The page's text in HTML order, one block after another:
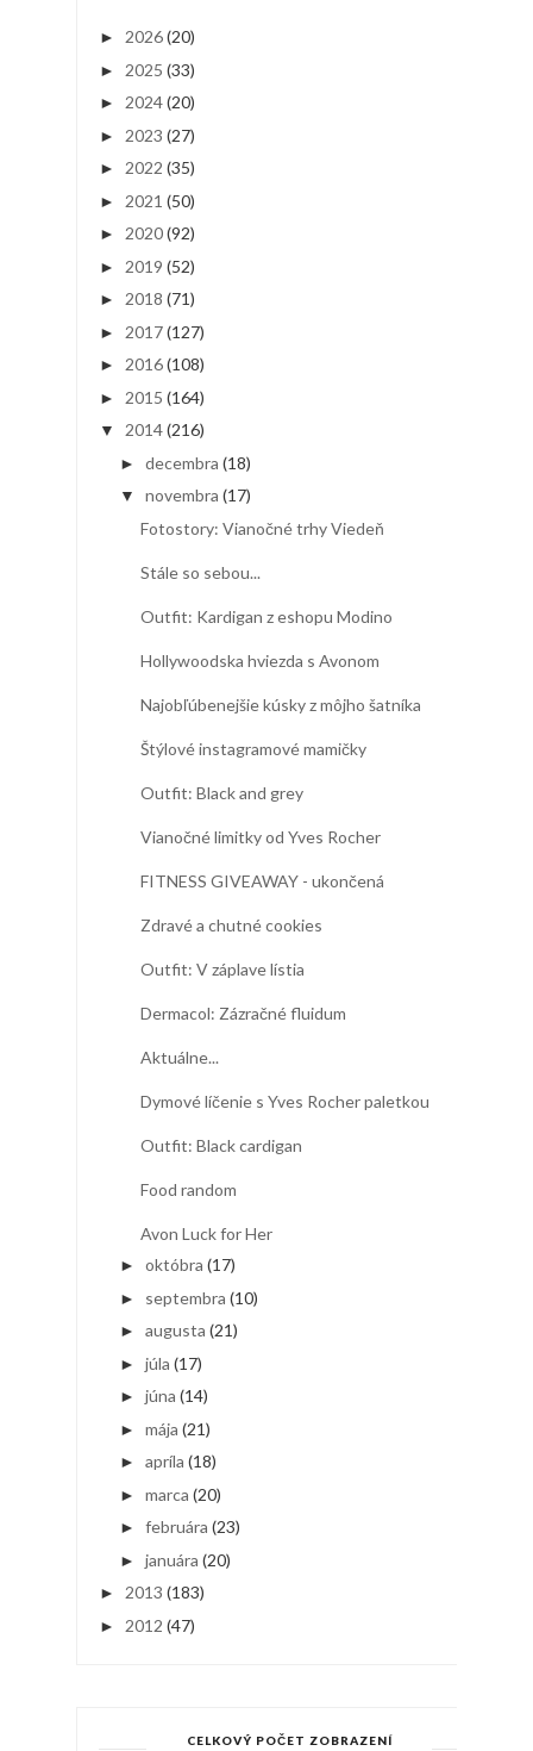
► 2026(20)
► 2025 (33)
► 2024(20)
► 2023 (27)
► 2022 (35)
► 2021 (50)
► 2020(92)
► 2019 (52)
► 2018 (71)
► 2017(127)
► 2016(108)
► 2015 (164)
▼ 2014(216)
► decembra (18)
▼ novembra (17)
Fotostory: Vianočné trhy Viedeň
Stále so sebou...
Outfit: Kardigan z eshopu Modino
Hollywoodska hviezda s Avonom
Najobľúbenejšie kúsky z môjho šatníka
Štýlové instagramové mamičky
Outfit: Black and grey
Vianočné limitky od Yves Rocher
FITNESS GIVEAWAY - ukončená
Zdravé a chutné cookies
Outfit: V záplave lístia
Dermacol: Zázračné fluidum
Aktuálne...
Dymové líčenie s Yves Rocher paletkou
Outfit: Black cardigan
Food random
Avon Luck for Her
► októbra (17)
► septembra (10)
► augusta (21)
► júla (17)
► júna (14)
► mája (21)
► apríla (18)
► marca (20)
► februára (23)
► januára (20)
► 2013 (183)
► 2012 (47)
CELKOVÝ POČET ZOBRAZENÍ